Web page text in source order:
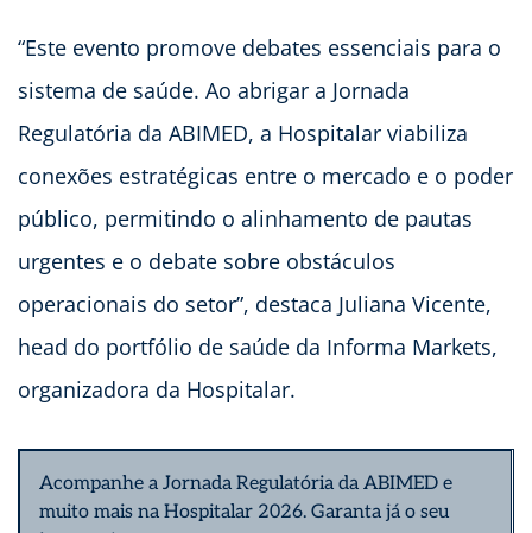
“Este evento promove debates essenciais para o
sistema de saúde. Ao abrigar a Jornada
Regulatória da ABIMED, a Hospitalar viabiliza
conexões estratégicas entre o mercado e o poder
público, permitindo o alinhamento de pautas
urgentes e o debate sobre obstáculos
operacionais do setor”, destaca Juliana Vicente,
head do portfólio de saúde da Informa Markets,
organizadora da Hospitalar.
Acompanhe a Jornada Regulatória da ABIMED e
muito mais na Hospitalar 2026. Garanta já o seu